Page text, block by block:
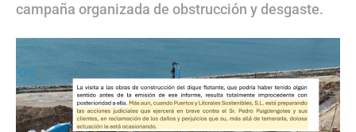
campaña organizada de obstrucción y desgaste.